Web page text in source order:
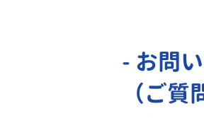
- お問
（ご質